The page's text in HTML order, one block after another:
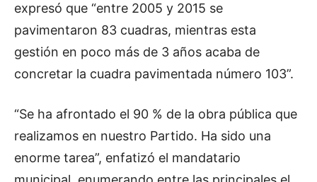
expresó que “entre 2005 y 2015 se
pavimentaron 83 cuadras, mientras esta
gestión en poco más de 3 años acaba de
concretar la cuadra pavimentada número 103”.
“Se ha afrontado el 90 % de la obra pública que
realizamos en nuestro Partido. Ha sido una
enorme tarea”, enfatizó el mandatario